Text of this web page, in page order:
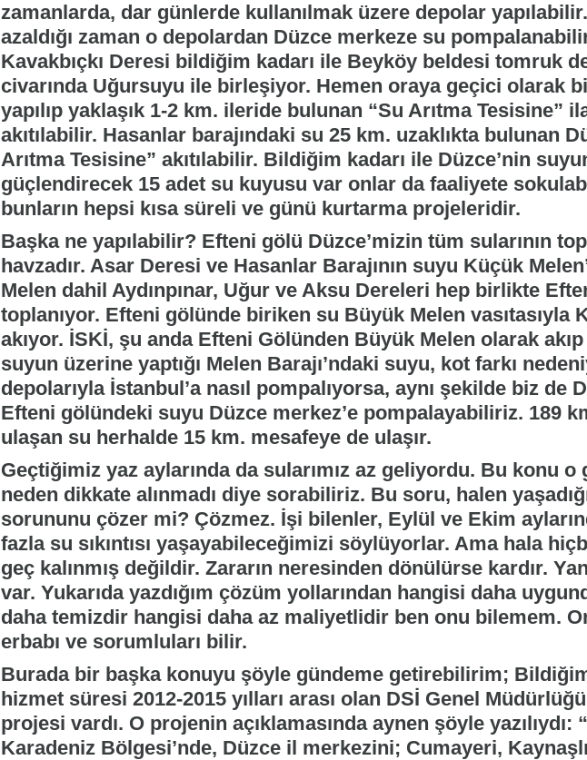
zamanlarda, dar günlerde kullanılmak üzere depolar
azaldığı zaman o depolardan Düzce merkeze su
Kavakbıçkı Deresi bildiğim kadarı ile Beyköy beldesi tomruk
civarında Uğursuyu ile birleşiyor. Hemen oraya geçici olarak
yapılıp yaklaşık 1-2 km. ileride bulunan “Su Arıtma Tesisine”
akıtılabilir. Hasanlar barajındaki su 25 km. uzaklıkta bulunan
Arıtma Tesisine” akıtılabilir. Bildiğim kadarı ile Düzce’nin
güçlendirecek 15 adet su kuyusu var onlar da faaliyete
bunların hepsi kısa süreli ve günü kurtarma projeleridir.
Başka ne yapılabilir? Efteni gölü Düzce’mizin tüm sularının
havzadır. Asar Deresi ve Hasanlar Barajının suyu Küçük
Melen dahil Aydınpınar, Uğur ve Aksu Dereleri hep birlikte
toplanıyor. Efteni gölünde biriken su Büyük Melen vasıtasıyla
akıyor. İSKİ, şu anda Efteni Gölünden Büyük Melen olarak
suyun üzerine yaptığı Melen Barajı’ndaki suyu, kot farkı
depolarıyla İstanbul’a nasıl pompalıyorsa, aynı şekilde biz de
Efteni gölündeki suyu Düzce merkez’e pompalayabiliriz. 189
ulaşan su herhalde 15 km. mesafeye de ulaşır.
Geçtiğimiz yaz aylarında da sularımız az geliyordu. Bu konu o
neden dikkate alınmadı diye sorabiliriz. Bu soru, halen
sorununu çözer mi? Çözmez. İşi bilenler, Eylül ve Ekim
fazla su sıkıntısı yaşayabileceğimizi söylüyorlar. Ama hala
geç kalınmış değildir. Zararın neresinden dönülürse kardır.
var. Yukarıda yazdığım çözüm yollarından hangisi daha
daha temizdir hangisi daha az maliyetlidir ben onu bilemem.
erbabı ve sorumluları bilir.
Burada bir başka konuyu şöyle gündeme getirebilirim;
hizmet süresi 2012-2015 yılları arası olan DSİ Genel
projesi vardı. O projenin açıklamasında aynen şöyle yazılıydı:
Karadeniz Bölgesi’nde, Düzce il merkezini; Cumayeri,